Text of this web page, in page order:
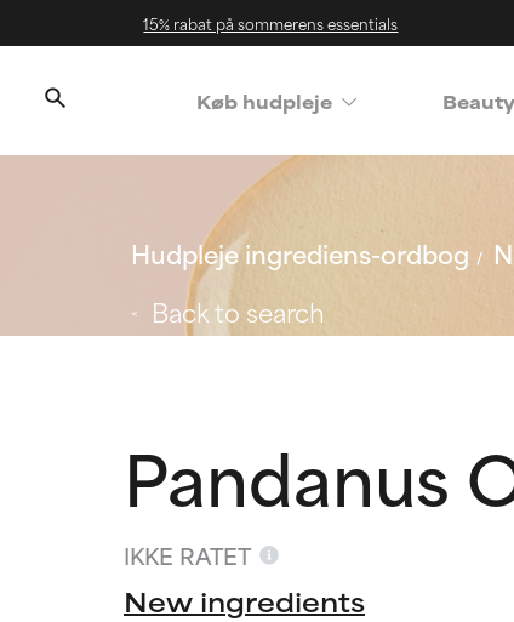
15% rabat på sommerens essentials
Køb hudpleje
Hudpleje ingrediens-ordbog
Back to search
Pandanus
IKKE RATET
New ingredients